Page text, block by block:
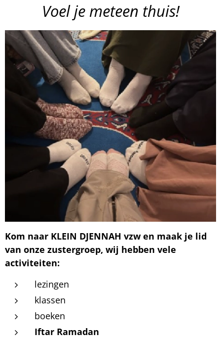
Voel je meteen thuis!
Kom naar KLEIN DJENNAH vzw en maak je lid
van onze zustergroep, wij hebben vele
activiteiten:
lezingen
klassen
boeken
Iftar Ramadan